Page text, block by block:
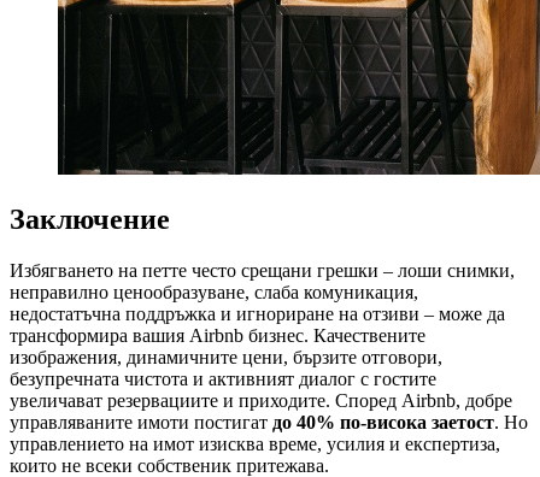
Заключение
Избягването на петте често срещани грешки – лоши снимки,
неправилно ценообразуване, слаба комуникация,
недостатъчна поддръжка и игнориране на отзиви – може да
трансформира вашия Airbnb бизнес. Качествените
изображения, динамичните цени, бързите отговори,
безупречната чистота и активният диалог с гостите
увеличават резервациите и приходите. Според Airbnb, добре
управляваните имоти постигат до 40% по-висока заетост. Но
управлението на имот изисква време, усилия и експертиза,
които не всеки собственик притежава.